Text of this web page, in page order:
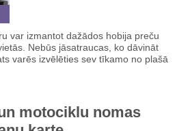
var izmantot dažādos hobija preču
Nebūs jāsatraucas, ko dāvināt
varēs izvēlēties sev tīkamo no plašā
motociklu nomas